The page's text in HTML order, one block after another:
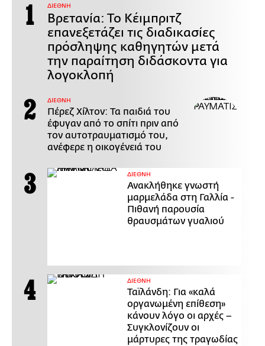
ΔΙΕΘΝΗ
Βρετανία: Το Κέιμπριτζ
επανεξετάζει τις διαδικασίες
πρόσληψης καθηγητών μετά
την παραίτηση διδάσκοντα για
λογοκλοπή
ΔΙΕΘΝΗ
Πέρεζ Χίλτον: Τα παιδιά του
έφυγαν από το σπίτι πριν από
τον αυτοτραυματισμό του,
ανέφερε η οικογένειά του
ΔΙΕΘΝΗ
Ανακλήθηκε γνωστή
μαρμελάδα στη Γαλλία -
Πιθανή παρουσία
θραυσμάτων γυαλιού
ΔΙΕΘΝΗ
Ταϊλάνδη: Για «καλά
οργανωμένη επίθεση»
κάνουν λόγο οι αρχές –
Συγκλονίζουν οι
μάρτυρες της τραγωδίας